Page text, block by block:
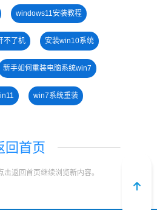
windows11安装教程
不了机 安装win10系统
新手如何重装电脑系统win7
win7系统重装
系统重装
windows11升级 win11下载
回首页
返回首页继续浏览新内容。